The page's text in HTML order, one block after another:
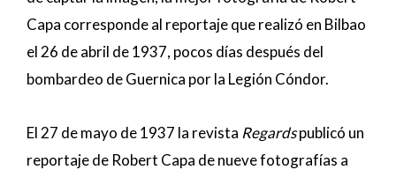
Capa corresponde al reportaje que realizó en Bilbao
el 26 de abril de 1937, pocos días después del
bombardeo de Guernica por la Legión Cóndor.
El 27 de mayo de 1937 la revista Regardspublicó un
reportaje de Robert Capa de nueve fotografías a